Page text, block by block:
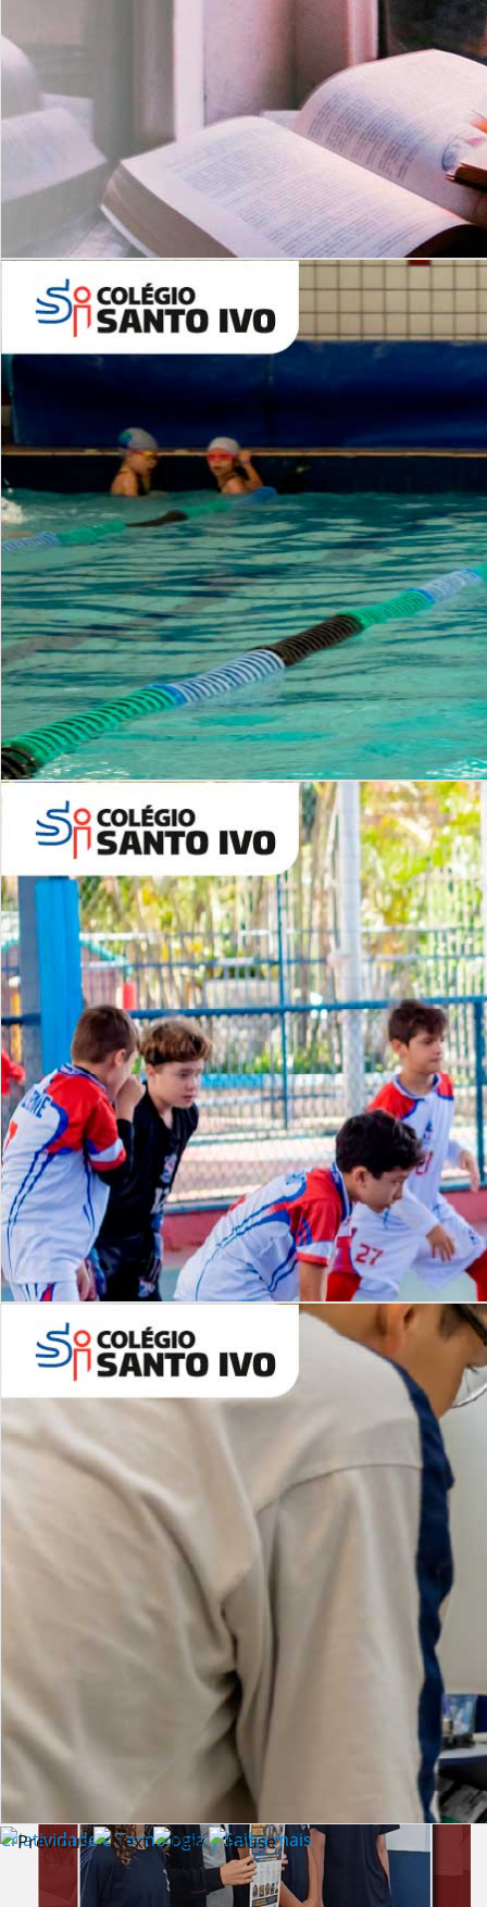
Leituras Literárias
Período Integral | Saiba mais
Desafios | Saiba mais
Criatividade e Tecnologia | Saiba mais
6º AO 9º ANO FUNDAMENTAL
Inglês: Turmas Reduzidas
(Proficiência)
ALUNOS NOVOS
Entre em Contato
INSTITUCIONAL
Lista de vídeos
NOSSOCANAL